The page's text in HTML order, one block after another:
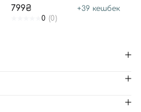
799₴ +39 кешбек
0 (0)